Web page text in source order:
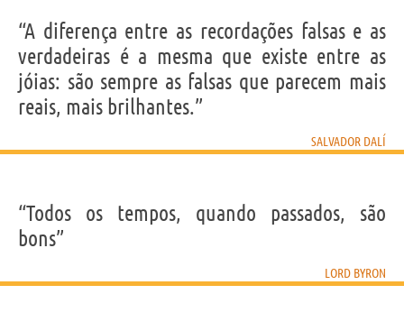
“A diferença entre as recordações falsas e as
verdadeiras é a mesma que existe entre as
jóias: são sempre as falsas que parecem mais
reais, mais brilhantes.”
SALVADOR DALÍ
“Todos os tempos, quando passados, são
bons”
LORD BYRON